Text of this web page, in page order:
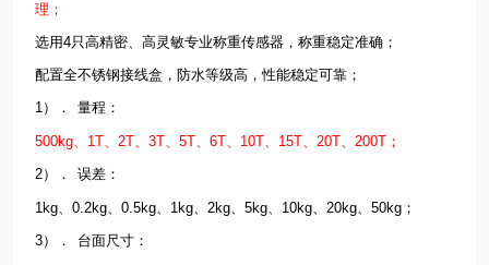
理；
选用4只高精密、高灵敏专业称重传感器，称重稳定准确；
配置全不锈钢接线盒，防水等级高，性能稳定可靠；
1）．
量程：
500kg、1T、2T、3T、5T、6T、10T、15T、20T、200T；
2）．
误差：
1kg、0.2kg、0.5kg、1kg、2kg、5kg、10kg、20kg、50kg；
3）．
台面尺寸：